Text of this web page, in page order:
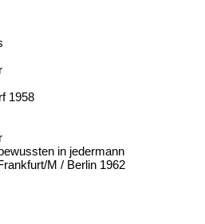
1958
in jedermann
M / Berlin 1962